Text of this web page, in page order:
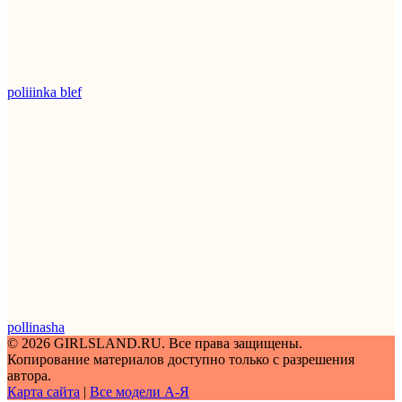
poliiinka blef
pollinasha
© 2026 GIRLSLAND.RU. Все права защищены.
Копирование материалов доступно только с разрешения
автора.
Карта сайта | Все модели A-Я